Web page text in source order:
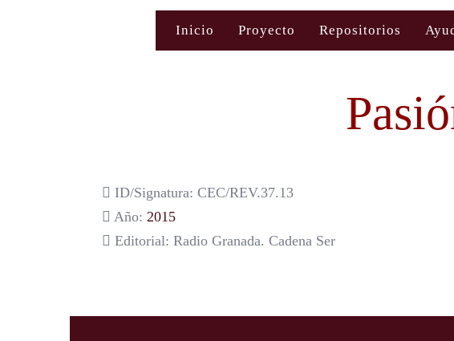
Inicio Proyecto Repositorios
ID/Signatura: CEC/REV.37.13
Año: 2015
Editorial: Radio Granada. Cadena Ser